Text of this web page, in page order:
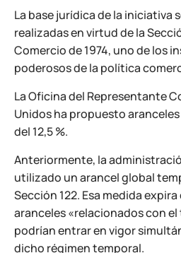
La base jurídica de la iniciativa
realizadas en virtud de la
Comercio de 1974, uno de los
poderosos de la política
La Oficina del Representante
Unidos ha propuesto
del 12,5 %.
Anteriormente, la
utilizado un arancel global
Sección 122. Esa medida
aranceles «relacionados con
podrían entrar en vigor
dicho régimen temporal.